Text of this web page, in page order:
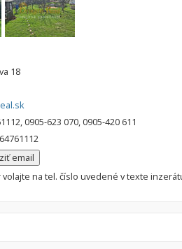
18
0905-623 070, 0905-420 611
email
volajte na tel. číslo uvedené v texte